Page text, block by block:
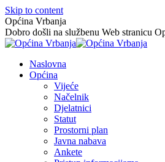
Skip to content
Općina Vrbanja
Dobro došli na službenu Web stranicu
Naslovna
Općina
Vijeće
Načelnik
Djelatnici
Statut
Prostorni plan
Javna nabava
Ankete